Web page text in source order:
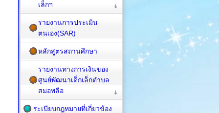
เล็กฯ
รายงานการประเมิน
ตนเอง(SAR)
หลักสูตรสถานศึกษา
รายงานทางการเงินของ
ศูนย์พัฒนาเด็กเล็กตำบล
สมอพลือ
ระเบียบกฎหมายที่เกี่ยวข้อง